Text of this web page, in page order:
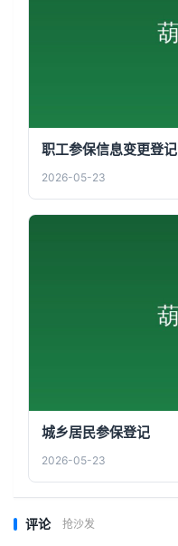
职工参保信息变更登记
2026-05-23
城乡居民参保登记
2026-05-23
评论 抢沙发